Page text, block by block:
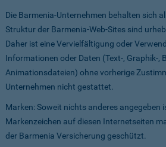
Die Barmenia-Unternehmen behalten sich
Struktur der Barmenia-Web-Sites sind
Daher ist eine Vervielfältigung oder
Informationen oder Daten (Text-, Graphik-,
Animationsdateien) ohne vorherige
Unternehmen nicht gestattet.
Marken: Soweit nichts anderes angegeben
Markenzeichen auf diesen Internetseiten
der Barmenia Versicherung geschützt.